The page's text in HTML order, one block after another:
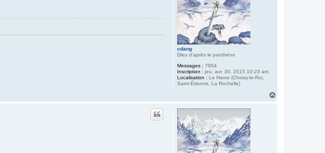
cdang
Dieu d'après le panthéon
Messages : 7954
Inscription : jeu. avr. 30, 2015 10:23 am
Localisation : Le Havre (Choisy-le-Roi,
Saint-Étienne, La Rochelle)